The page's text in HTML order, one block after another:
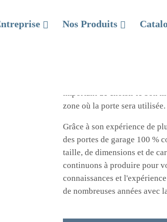
Nos ProduitsDes
confortables et les plus
fonction des besoins des
important de choisir le bon
zone où la porte sera utilisée.
Grâce à son expérience de
des portes de garage 100 %
taille, de dimensions et de
continuons à produire pour
connaissances et
de nombreuses années avec